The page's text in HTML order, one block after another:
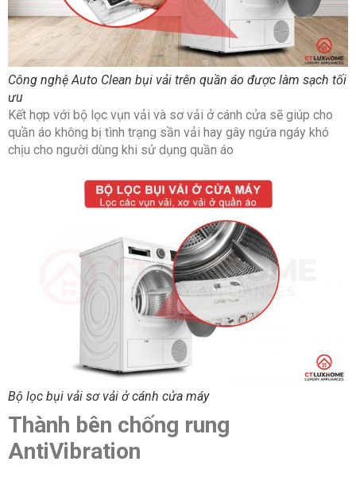
Công nghệ Auto Clean bụi vải trên quần áo được làm sạch tối
ưu
Kết hợp với bộ lọc vụn vải và sơ vải ở cánh cửa sẽ giúp cho
quần áo không bị tình trạng sần vải hay gây ngứa ngáy khó
chịu cho người dùng khi sử dụng quần áo
Bộ lọc bụi vải sơ vải ở cánh cửa máy
Thành bên chống rung
AntiVibration